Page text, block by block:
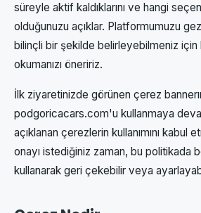
süreyle aktif kaldıklarını ve hangi
olduğunuzu açıklar. Platformumuzu
bilinçli bir şekilde belirleyebilmeniz
okumanızı öneririz.
İlk ziyaretinizde görünen çerez
podgoricacars.com'u kullanmaya
açıklanan çerezlerin kullanımını kabul
onayı istediğiniz zaman, bu politikada
kullanarak geri çekebilir veya